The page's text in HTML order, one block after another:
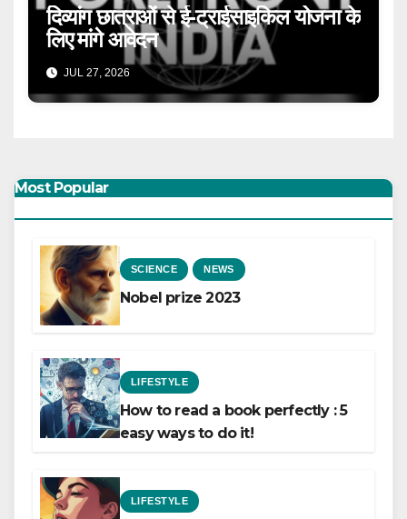
दिव्यांग छात्राओं से ई-ट्राईसाइकिल योजना के
लिए मांगे आवेदन
JUL 27, 2026
Most Popular
SCIENCE NEWS
Nobel prize 2023
LIFESTYLE
How to read a book perfectly : 5
easy ways to do it!
LIFESTYLE